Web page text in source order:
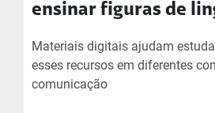
ensinar figuras de
Materiais digitais ajudam
esses recursos em diferentes
comunicação